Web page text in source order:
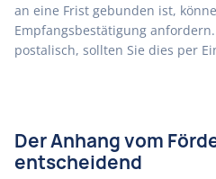
an eine Frist gebunden ist,
Empfangsbestätigung
postalisch, sollten Sie dies per
Der Anhang vom
entscheidend